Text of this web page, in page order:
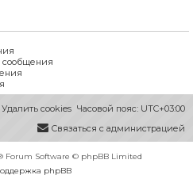
сообщения
Часовой пояс: UTC+03:00
Удалить cookies
Связаться с администрацией
Forum Software © phpBB Limited
phpBB